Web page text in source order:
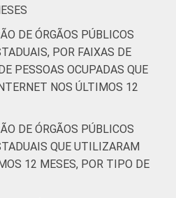
DE ÓRGÃOS PÚBLICOS
POR FAIXAS DE
PESSOAS OCUPADAS QUE
NOS ÚLTIMOS 12
DE ÓRGÃOS PÚBLICOS
QUE UTILIZARAM
12 MESES, POR TIPO DE